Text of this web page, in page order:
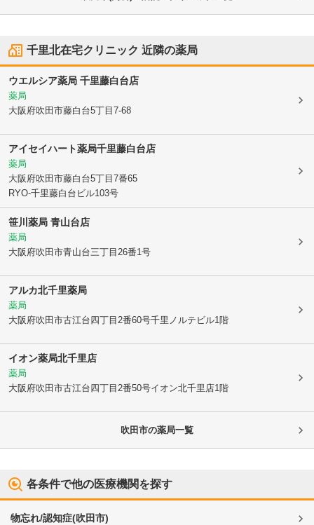
千里北在宅クリニック 近隣の薬局
ウエルシア薬局 千里藤白台店
薬局
大阪府吹田市藤白台5丁目7-68
アイセイハート薬局千里藤白台店
薬局
大阪府吹田市藤白台5丁目7番65
RYO-千里藤白台ビル103号
笹川薬局 青山台店
薬局
大阪府吹田市青山台三丁目26番1号
アルカ北千里薬局
薬局
大阪府吹田市古江台四丁目2番60号千里ノルテビル1階
イオン薬局北千里店
薬局
大阪府吹田市古江台四丁目2番50号イオン北千里店1階
吹田市の薬局一覧
各条件で他の医療機関を探す
物忘れ/認知症(吹田市)